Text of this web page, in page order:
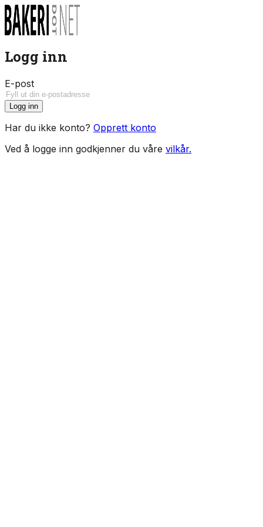
Logg inn
E-post
Logg inn
Har du ikke konto? Opprett konto
Ved å logge inn godkjenner du våre vilkår.